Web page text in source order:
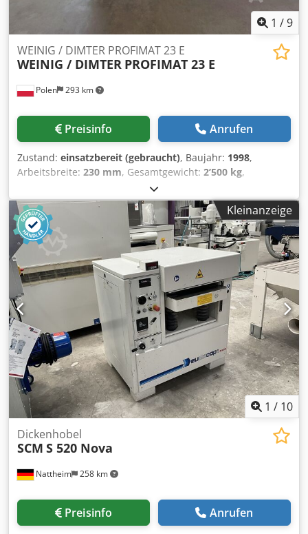
1 /9
Polen 293 km
WEINIG / DIMTER PROFIMAT 23 E
WEINIG / DIMTER PROFIMAT 23 E
Preisinfo Anrufen
Zustand: einsatzbereit (gebraucht), Baujahr: 1998,
Arbeitsbreite: 230 mm, Gesamtgewicht: 2’500 kg,
6’000 U/min
WEINIG DIMTER PROFIMAT 23 E wurde 1998 hergestellt. Sie
hat eine Arbeitsbreite von 230 mm und einen
Arbeitshöhenbereich von 8-120 mm. Die Maschine arbeitet
mit einer Spindeldrehzahl von 6000 U/min und hat eine
Vorschubgeschwindigkeit von 5-24 m/min. Wenn Sie auf
der Suche nach einer hochwertigen
Holzbearbeitungsmaschine sind, sollten Sie die WEINIG
DIMTER PROFIMAT 23 E in Betracht ziehen, die wir zum
Verkauf anbieten. Kontaktieren Sie uns für weitere Details.
• Zustandsbeschreibung: Nicht überholt - ohne Garantie
Dedpfx Aozaq Taeh Nowa • Arbeitshöhe: 8-120 mm •
Anzahl der Spindeln: 5 (oben, rechts, links, unten, oben) •
Vorschubgeschwindigkeit: 5-24 m/min •
Gesamtleistungsaufnahme: ca. 25 kW •
Vorschubtischlänge: ca. 2000 mm
Kleinanzeige
1 / 10
Nattheim 258 km
Dickenhobel
SCM S 520 Nova
Preisinfo Anrufen